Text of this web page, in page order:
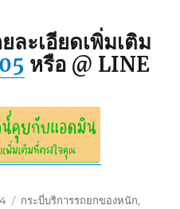
ละเอียดเพิ่มเติม
หรือ @ LINE
Tags
กระบี่บริการรถยกของหนัก,